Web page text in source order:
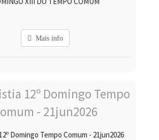
Mais info
Domingo Tempo Comum - 21jun2026